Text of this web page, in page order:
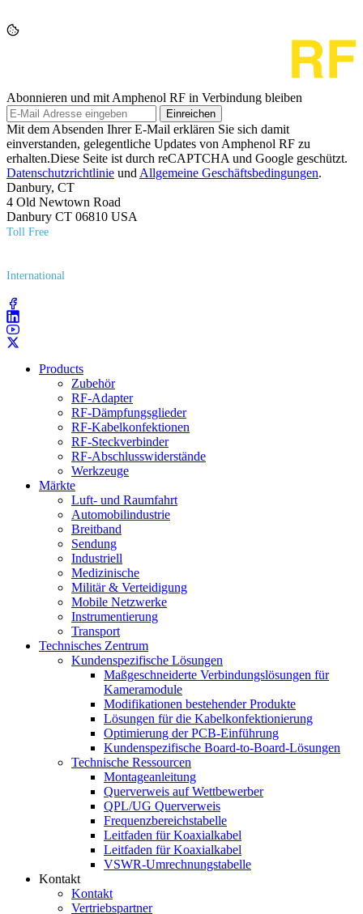
Abonnieren und mit Amphenol RF in Verbindung bleiben
Einreichen
Mit dem Absenden Ihrer E-Mail erklären Sie sich damit
einverstanden, gelegentliche Updates von Amphenol RF zu
erhalten.Diese Seite ist durch reCAPTCHA und Google geschützt.
Datenschutzrichtlinie und Allgemeine Geschäftsbedingungen.
Danbury, CT
4 Old Newtown Road
Danbury CT 06810 USA
Toll Free
International
Products
Zubehör
RF-Adapter
RF-Dämpfungsglieder
RF-Kabelkonfektionen
RF-Steckverbinder
RF-Abschlusswiderstände
Werkzeuge
Märkte
Luft- und Raumfahrt
Automobilindustrie
Breitband
Sendung
Industriell
Medizinische
Militär & Verteidigung
Mobile Netzwerke
Instrumentierung
Transport
Technisches Zentrum
Kundenspezifische Lösungen
Maßgeschneiderte Verbindungslösungen für
Kameramodule
Modifikationen bestehender Produkte
Lösungen für die Kabelkonfektionierung
Optimierung der PCB-Einführung
Kundenspezifische Board-to-Board-Lösungen
Technische Ressourcen
Montageanleitung
Querverweis auf Wettbewerber
QPL/UG Querverweis
Frequenzbereichstabelle
Leitfaden für Koaxialkabel
Leitfaden für Koaxialkabel
VSWR-Umrechnungstabelle
Kontakt
Kontakt
Vertriebspartner